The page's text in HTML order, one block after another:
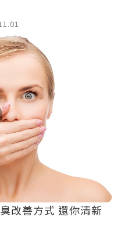
改善方式 還你清新